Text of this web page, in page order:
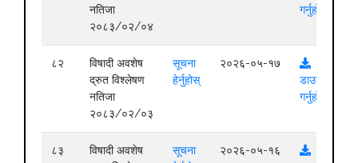
नतिजा
२०८३/०२/०४
गर्नुहोस्
८२
विषादी अवशेष
द्रुत विश्लेषण
नतिजा
२०८३/०२/०३
सूचना
हेर्नुहोस्
२०२६-०५-१७
डाउनलोड
गर्नुहोस्
८३
विषादी अवशेष
सूचना
२०२६-०५-१६